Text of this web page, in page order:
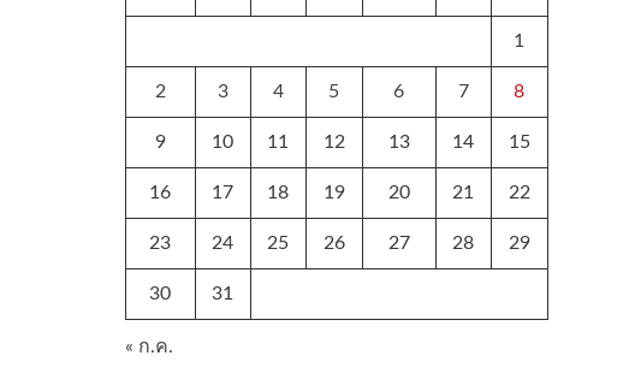
1
2 3 4 5 6 7 8
9 10 11 12 13 14 15
16 17 18 19 20 21 22
23 24 25 26 27 28 29
30 31
« ก.ค.